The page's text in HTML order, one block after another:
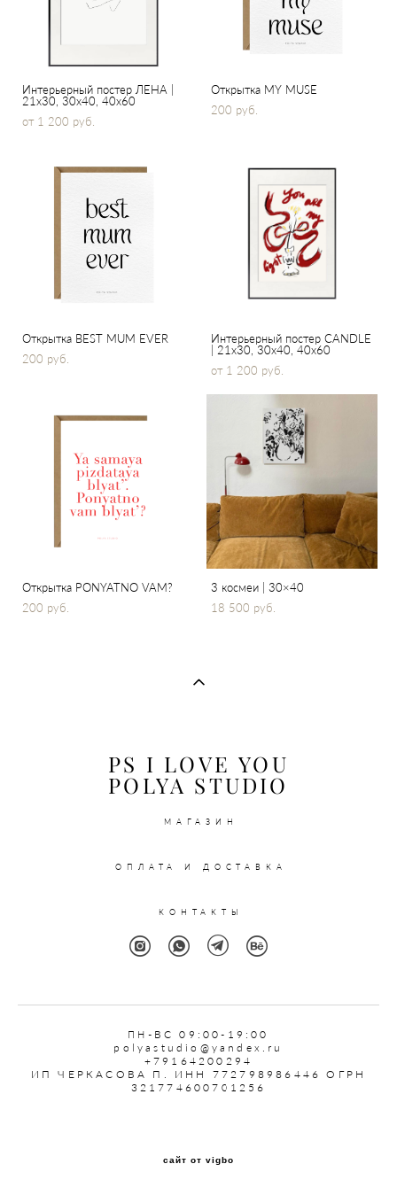
Интерьерный постер ЛЕНА |
21x30, 30х40, 40x60
от 1 200 pуб.
Открытка MY MUSE
200 pуб.
Открытка BEST MUM EVER
200 pуб.
Интерьерный постер CANDLE
| 21x30, 30х40, 40x60
от 1 200 pуб.
Открытка PONYATNO VAM?
200 pуб.
3 космеи | 30×40
18 500 pуб.
PS I LOVE YOU
POLYA STUDIO
МАГАЗИН
ОПЛАТА И ДОСТАВКА
КОНТАКТЫ
ПН -ВС 09:00-19:00
polyastudio@yandex.ru
+79164200294
ИП ЧЕРКАСОВА П. ИНН 772798986446 ОГРН
321774600701256
сайт от vigbo